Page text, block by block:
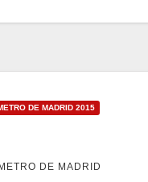
DE MADRID 2015
DE MADRID